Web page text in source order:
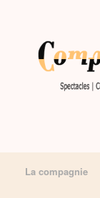
La compagnie